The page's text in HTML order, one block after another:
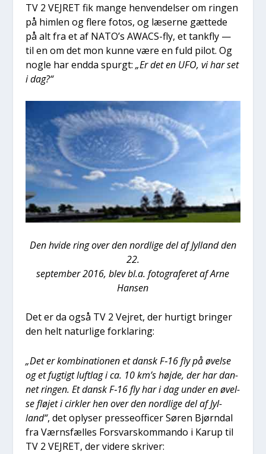
TV 2 VEJRET fik man­ge hen­ven­del­ser om rin­gen
på him­len og fle­re fotos, og læser­ne gæt­te­de
på alt fra et af NATO’s AWA­CS-fly, et tank­fly —
til en om det mon kun­ne være en fuld pilot. Og
nog­le har end­da spurgt: „Er det en UFO, vi har set
i dag?“
Den hvi­de ring over den nord­li­ge del af Jyl­land den
22.
sep­tem­ber 2016, blev bl.a. foto­gra­fe­ret af Arne
Han­sen
Det er da også TV 2 Vej­ret, der hur­tigt brin­ger
den helt natur­li­ge for­kla­ring:
„Det er kom­bi­na­tio­nen et dansk F‑16 fly på øvel­se
og et fug­tigt luft­lag i ca. 10 km’s høj­de, der har dan­
net rin­gen. Et dansk F‑16 fly har i dag under en øvel­
se flø­jet i cirk­ler hen over den nord­li­ge del af Jyl­
land“, det oply­ser pres­seof­fi­cer Søren Bjørn­dal
fra Værns­fæl­les For­svarskom­man­do i Karup til
TV 2 VEJRET, der vide­re skri­ver: